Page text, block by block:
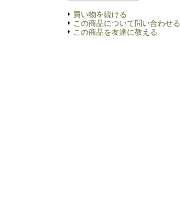
買い物を続ける
この商品について問い合わせる
この商品を友達に教える